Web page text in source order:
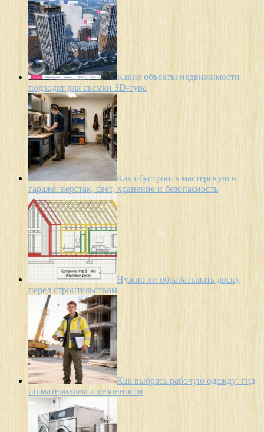
Какие объекты недвижимости
подходят для съемки 3D-тура
Как обустроить мастерскую в
гараже: верстак, свет, хранение и безопасность
Нужно ли обрабатывать доску
перед строительством
Как выбрать рабочую одежду: гид
по материалам и сезонности